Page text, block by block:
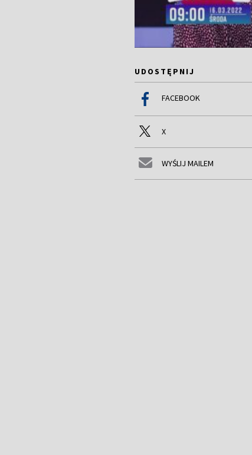
UDOSTĘPNIJ
FACEBOOK
X
WYŚLIJ MAILEM